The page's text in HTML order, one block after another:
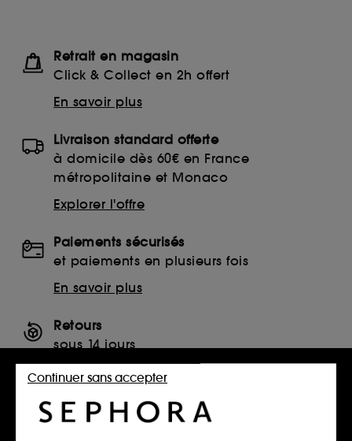
Retrait en magasin
Click & Collect en 2h offert
En savoir plus
Livraison standard offerte
à domicile dès 60€ en France
métropolitaine et Monaco
Explorer l'offre
Paiements sécurisés
et paiements en plusieurs fois
En savoir plus
Retours
sous 14 jours
Retourner mon article
SERVICES, CONTACT ET CONDITIONS DES OFFRES
Continuer sans accepter